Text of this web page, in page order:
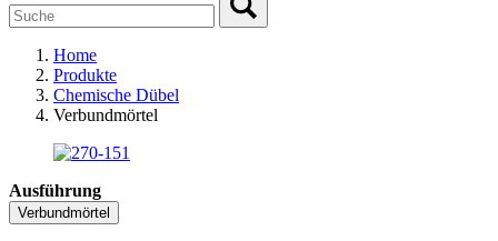
Home
Produkte
Chemische Dübel
Verbundmörtel
Ausführung
Verbundmörtel